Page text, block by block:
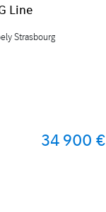
Line
Strasbourg
34 900 €